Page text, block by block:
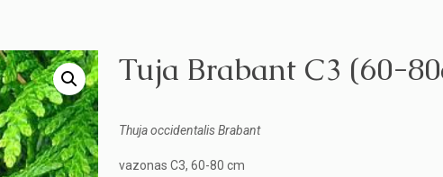
Tuja Brabant C3 (60-
Thuja occidentalis Brabant
vazonas C3, 60-80 cm